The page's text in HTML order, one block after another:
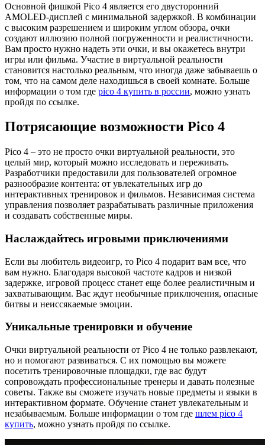
Основной фишкой Pico 4 является его двусторонний
AMOLED-дисплей с минимальной задержкой. В комбинации
с высоким разрешением и широким углом обзора, очки
создают иллюзию полной погруженности и реалистичности.
Вам просто нужно надеть эти очки, и вы окажетесь внутри
игры или фильма. Участие в виртуальной реальности
становится настолько реальным, что иногда даже забываешь о
том, что на самом деле находишься в своей комнате. Больше
информации о том где pico 4 купить в россии, можно узнать
пройдя по ссылке.
Потрясающие возможности Pico 4
Pico 4 – это не просто очки виртуальной реальности, это
целый мир, который можно исследовать и переживать.
Разработчики предоставили для пользователей огромное
разнообразие контента: от увлекательных игр до
интерактивных тренировок и фильмов. Независимая система
управления позволяет разрабатывать различные приложения
и создавать собственные миры.
Наслаждайтесь игровыми приключениями
Если вы любитель видеоигр, то Pico 4 подарит вам все, что
вам нужно. Благодаря высокой частоте кадров и низкой
задержке, игровой процесс станет еще более реалистичным и
захватывающим. Вас ждут необычные приключения, опасные
битвы и неиссякаемые эмоции.
Уникальные тренировки и обучение
Очки виртуальной реальности от Pico 4 не только развлекают,
но и помогают развиваться. С их помощью вы можете
посетить тренировочные площадки, где вас будут
сопровождать профессиональные тренеры и давать полезные
советы. Также вы сможете изучать новые предметы и языки в
интерактивном формате. Обучение станет увлекательным и
незабываемым. Больше информации о том где шлем pico 4
купить, можно узнать пройдя по ссылке.